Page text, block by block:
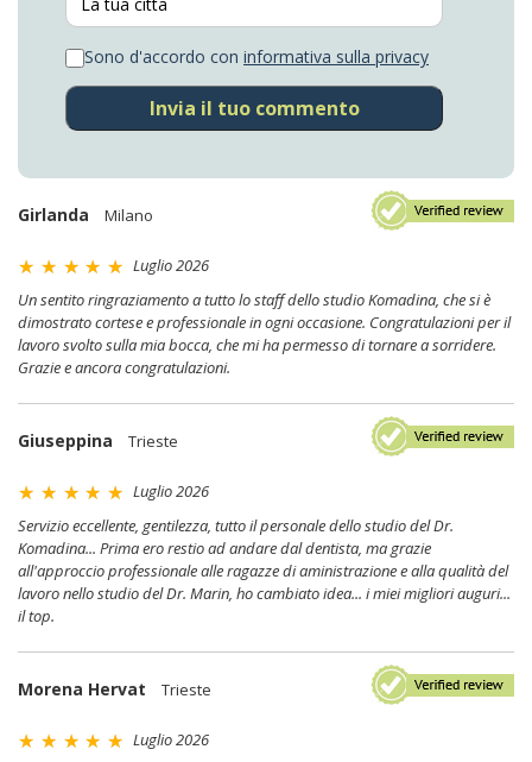
Sono d'accordo con informativa sulla privacy
Invia il tuo commento
Girlanda Milano
Luglio 2026
Un sentito ringraziamento a tutto lo staff dello studio Komadina, che si è
dimostrato cortese e professionale in ogni occasione. Congratulazioni per il
lavoro svolto sulla mia bocca, che mi ha permesso di tornare a sorridere.
Grazie e ancora congratulazioni.
Giuseppina Trieste
Luglio 2026
Servizio eccellente, gentilezza, tutto il personale dello studio del Dr.
Komadina... Prima ero restio ad andare dal dentista, ma grazie
all'approccio professionale alle ragazze di aministrazione e alla qualità del
lavoro nello studio del Dr. Marin, ho cambiato idea... i miei migliori auguri...
il top.
Morena Hervat Trieste
Luglio 2026